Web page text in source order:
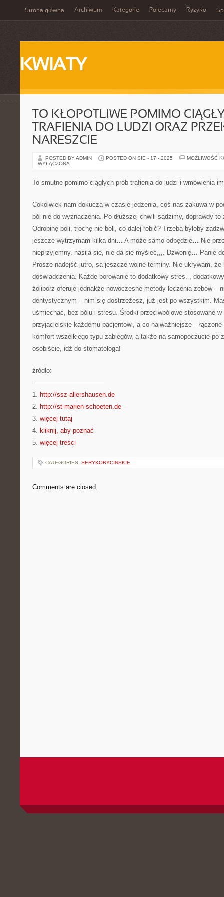
Strona główna Archiwum Kategorie Polecamy Ryzyko
KWIATY
TO KŁOPOTLIWE POMIMO
TRAFIENIA DO LUDZI ORAZ
NARESZCIE
POSTED BY ADMIN POSTED ON SIE - 17 - 2025
MOŻLIWOŚĆ
WYŁĄCZONA
To smutne pomimo ciągłych prób trafienia do ludzi i wmówienia
Cokolwiek nam dokucza w czasie jedzenia, coś nas zakuwa w
ból nie do wyznaczenia. Po dłuższej chwili sądzimy, doprawdy
Odrobinę boli, trochę nie boli, co dalej robić? Trzeba byłoby
jeszcze wytrzymam kilka dni… A może samo odbędzie… Nie
nieprzyjemny, nasila się, nie da się myśleć,,,. Dzwonię… Panie
Proszę nadejść jutro, są jeszcze wolne terminy. Nie ukrywam, że
doświadczenia. Każde borowanie to dodatkowy stres, ,
żoliborz oferuje jednakże nowoczesne metody leczenia zębów –
dentystycznym – nim się dostrzeżesz, już jest po wszystkim.
uśmiechać, bez bólu i stresu. Środki przeciwbólowe stosowane
przyjacielskie każdemu pacjentowi, a co najważniejsze – łączone
komfort wszelkiego typu zabiegów, a także na samopoczucie po
osobiście, idź do stomatologa!
źródło:
———————————
1. http://ssz-allershausen.de
2. http://st-marien-schoeten.de
3. więcej tutaj
4. kliknij, aby poznać
5. więcej treści
CATEGORIES: SERYKORYCINSKIE
Comments are closed.